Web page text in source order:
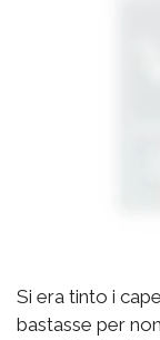
Si era tinto i
bastasse per